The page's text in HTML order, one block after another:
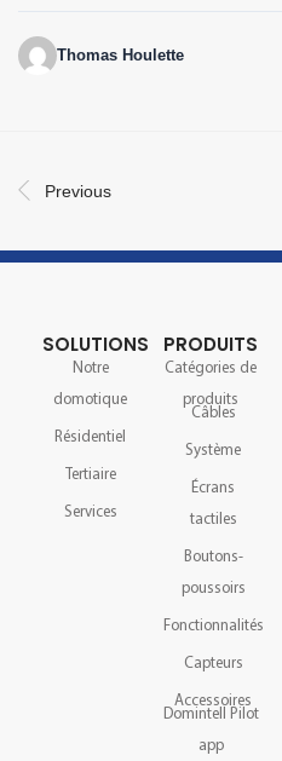
Thomas Houlette
Previous
SOLUTIONS
Notre
domotique
Résidentiel
Tertiaire
Services
PRODUITS
Catégories de
produits
Câbles
Système
Écrans
tactiles
Boutons-
poussoirs
Fonctionnalités
Capteurs
Accessoires
Domintell Pilot
app